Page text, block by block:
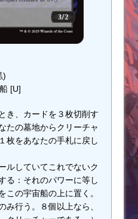
)
[U]
き、カードを３枚切削す
たの墓地からクリーチャ
枚をあなたの手札に戻し
ルしていてこれでないク
る：それのパワーに等し
この宇宙船の上に置く。
み行う。８個以上なら、